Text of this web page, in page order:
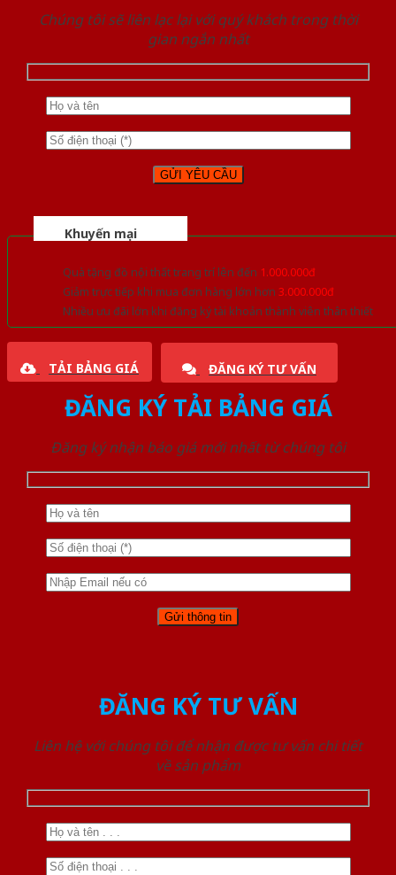
Chúng tôi sẽ liên lạc lại với quý khách trong thời
gian ngắn nhất
Khuyến mại
Quà tặng đồ nội thất trang trí lên đến 1.000.000đ
Giảm trực tiếp khi mua đơn hàng lớn hơn 3.000.000đ
Nhiều ưu đãi lớn khi đăng ký tài khoản thành viên thân thiết
TẢI BẢNG GIÁ ĐĂNG KÝ TƯ VẤN
ĐĂNG KÝ TẢI BẢNG GIÁ
Đăng ký nhận báo giá mới nhất từ chúng tôi
ĐĂNG KÝ TƯ VẤN
Liên hệ với chúng tôi để nhận được tư vấn chi tiết
về sản phẩm